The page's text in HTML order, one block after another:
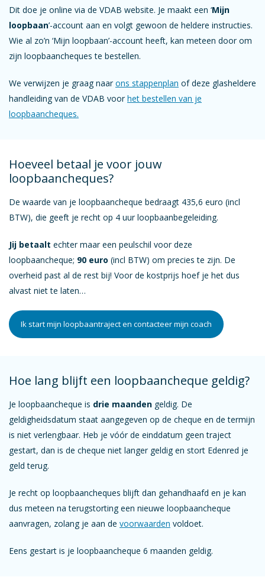
Dit doe je online via de VDAB website. Je maakt een ‘Mijn
loopbaan’-account aan en volgt gewoon de heldere instructies.
Wie al zo’n ‘Mijn loopbaan’-account heeft, kan meteen door om
zijn loopbaancheques te bestellen.
We verwijzen je graag naar ons stappenplan of deze glasheldere
handleiding van de VDAB voor het bestellen van je
loopbaancheques.
Hoeveel betaal je voor jouw
loopbaancheques?
De waarde van je loopbaancheque bedraagt 435,6 euro (incl
BTW), die geeft je recht op 4 uur loopbaanbegeleiding.
Jij betaalt echter maar een peulschil voor deze
loopbaancheque; 90 euro (incl BTW) om precies te zijn. De
overheid past al de rest bij! Voor de kostprijs hoef je het dus
alvast niet te laten…
Ik start mijn loopbaantraject en contacteer mijn coach
Hoe lang blijft een loopbaancheque geldig?
Je loopbaancheque is drie maanden geldig. De
geldigheidsdatum staat aangegeven op de cheque en de termijn
is niet verlengbaar. Heb je vóór de einddatum geen traject
gestart, dan is de cheque niet langer geldig en stort Edenred je
geld terug.
Je recht op loopbaancheques blijft dan gehandhaafd en je kan
dus meteen na terugstorting een nieuwe loopbaancheque
aanvragen, zolang je aan de voorwaarden voldoet.
Eens gestart is je loopbaancheque 6 maanden geldig.